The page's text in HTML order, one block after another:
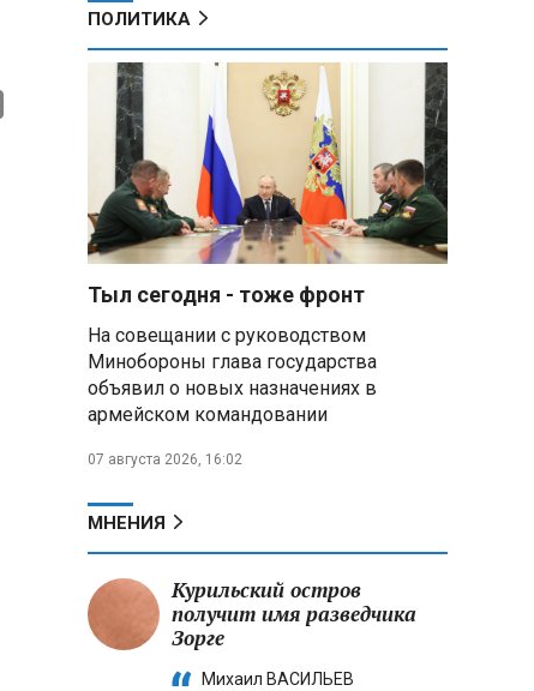
ПОЛИТИКА
Тыл сегодня - тоже фронт
На совещании с руководством
Минобороны глава государства
объявил о новых назначениях в
армейском командовании
07 августа 2026, 16:02
МНЕНИЯ
Курильский остров
получит имя разведчика
Зорге
Михаил ВАСИЛЬЕВ